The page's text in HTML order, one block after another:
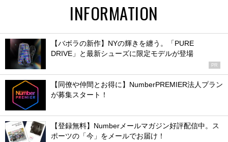
INFORMATION
【バボラの新作】NYの輝きを纏う。「PURE
DRIVE」と最新シューズに限定モデルが登場
PR
【同僚や仲間とお得に】NumberPREMIER法人プラン
が募集スタート！
【登録無料】Numberメールマガジン好評配信中。ス
ポーツの「今」をメールでお届け！